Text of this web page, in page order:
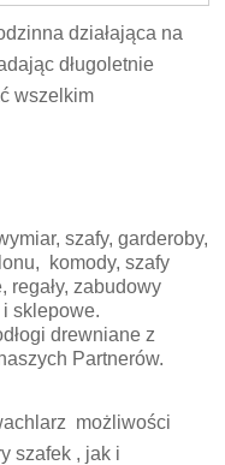
działająca na
długoletnie
wszelkim
szafy, garderoby,
komody, szafy
regały, zabudowy
sklepowe.
drewniane z
Partnerów.
możliwości
szafek , jak i